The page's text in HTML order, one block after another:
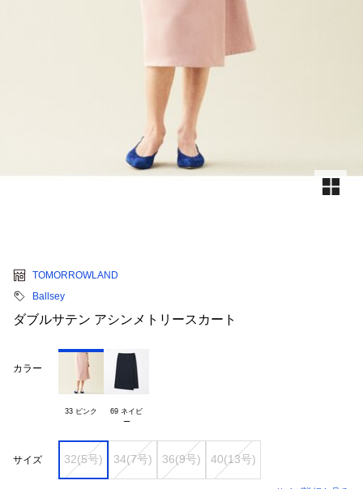
TOMORROWLAND
Ballsey
ダブルサテン アシンメトリースカート
カラー
33 ピンク
69 ネイビ
ー
サイズ 32(5号) 34(7号) 36(9号) 40(13号)